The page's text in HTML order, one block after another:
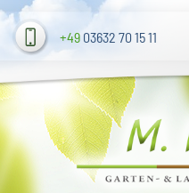
+4903632 70 15 11